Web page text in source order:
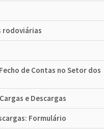
rodoviárias
de Contas no Setor dos
e Descargas
Formulário